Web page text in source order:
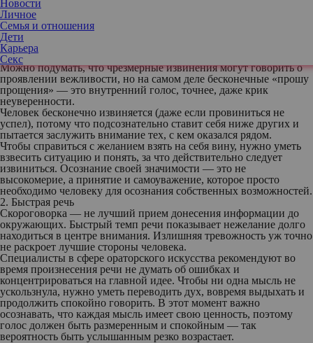
Новости
Личное
Семья и отношения
Дети
Карьера
Секс
себя с лучшей стороны не предоставляется возможным.
Какое поведение выдает сомневающуюся личность, а главное —
как преодолеть внутренние барьеры, узнаем у экспертов и
рассказываем.
1. Извинения
Можно подумать, что чрезмерные извинения могут говорить о
проявлении вежливости, но на самом деле бесконечные «прошу
прощения» — это внутренний голос, точнее, даже крик
неуверенности.
Человек бесконечно извиняется (даже если провиниться не
успел), потому что подсознательно ставит себя ниже других и
пытается заслужить внимание тех, с кем оказался рядом.
Чтобы справиться с желанием взять на себя вину, нужно уметь
взвесить ситуацию и понять, за что действительно следует
извиниться. Осознание своей значимости — это не
высокомерие, а принятие и самоуважение, которое просто
необходимо человеку для осознания собственных возможностей.
2. Быстрая речь
Скороговорка — не лучший прием донесения информации до
окружающих. Быстрый темп речи показывает нежелание долго
находиться в центре внимания. Излишняя тревожность уж точно
не раскроет лучшие стороны человека.
Специалисты в сфере ораторского искусства рекомендуют во
время произнесения речи не думать об ошибках и
концентрироваться на главной идее. Чтобы ни одна мысль не
ускользнула, нужно уметь переводить дух, вовремя выдыхать и
продолжить спокойно говорить. В этот момент важно
осознавать, что каждая мысль имеет свою ценность, поэтому
голос должен быть размеренным и спокойным — так
вероятность быть услышанным резко возрастает.